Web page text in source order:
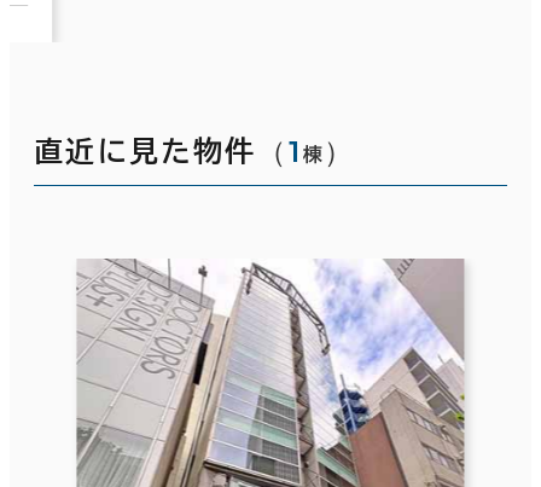
直近に見た物件 （1 棟 ）